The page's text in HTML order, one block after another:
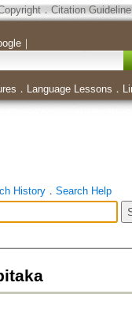
．Citation Guideline
｜
． Language Lessons ．
History． Search Help